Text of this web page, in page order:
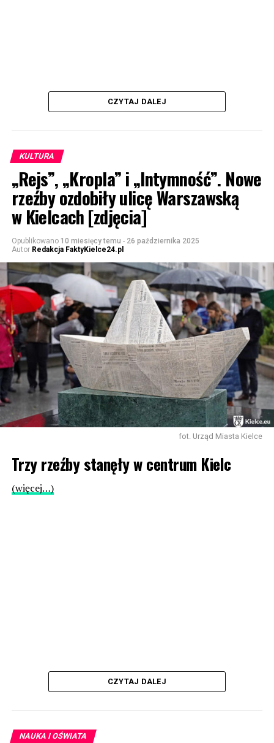
CZYTAJ DALEJ
KULTURA
„Rejs”, „Kropla” i „Intymność”. Nowe
rzeźby ozdobiły ulicę Warszawską
w Kielcach [zdjęcia]
Opublikowano 10 miesięcy temu - 26 października 2025
Autor Redakcja FaktyKielce24.pl
fot. Urząd Miasta Kielce
Trzy rzeźby stanęły w centrum Kielc
(więcej…)
CZYTAJ DALEJ
NAUKA I OŚWIATA